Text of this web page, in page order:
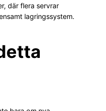
där flera servrar
lagringssystem.